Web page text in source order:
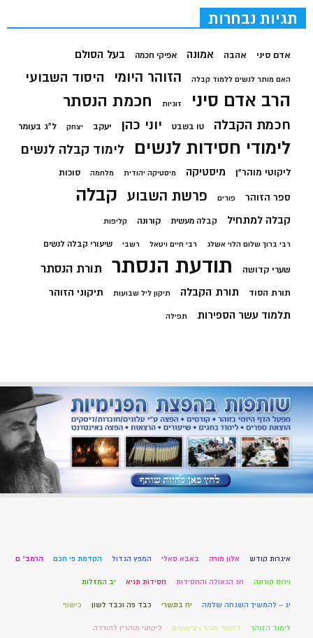
תגיות נבחרות
אדם סיני אהבה אמונה אפיקי חכמה בעל הסולם
האם מותר לנשים ללמוד קבלה הזוהר היומי היסוד השבועי
הרב אדם סיני זוגיות חכמת הנסתר
חכמת הקבלה טו בשבט יוני כהן יעקב יצחק ל"ג בעומר
לימודי חסידות לנשים לימוד קבלה לנשים
ליקוטי מוהר"ן מיסטיקה מיסטיקה יהודית מלחמה סוכות
ספר הזוהר פורים פרשת השבוע קבלה
קבלה למתחיל קבלה מעשית קורונה קליפות
רבי ברוך שלום הלוי אשלג רבי חיים ויטאל רשבי שיעורי קבלה לנשים
שערי קדושה תודעת הנסתר תורת הנסתר
תורת הסוד תורת הקבלה תיקון ליל שבועות תיקוני הזוהר
תלמוד עשר הספירות תפילה
איגרות קודש אלון מורה באבא סאלי המפץ הגדול הקדמת פי חכם הרמב" ם
וירוס קורונה חג הגאולה והחסידות חסידות תניא יב המזלות
יג – להמשיך השגחה שלמה יח בתשרי כבד פה וכבד לשון כישוף
לימוד הזוהר ליקוטי מוהר ן ציטוטים ליקוטי מוהר"ן להורדה